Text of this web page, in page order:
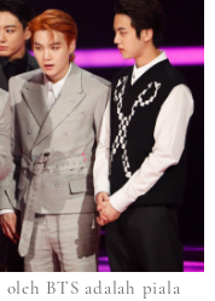
BTS adalah piala